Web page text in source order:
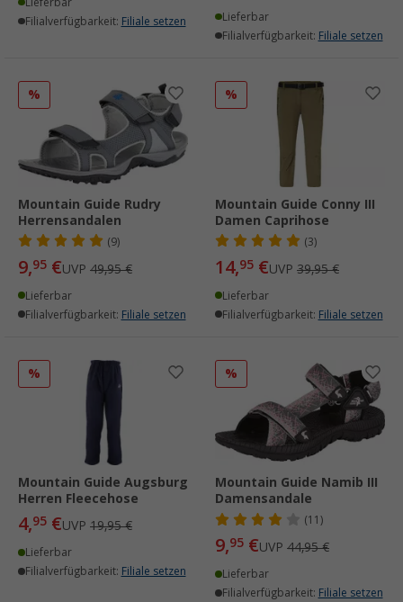
Lieferbar
Filialverfügbarkeit: Filiale setzen
Lieferbar
Filialverfügbarkeit: Filiale setzen
%
Mountain Guide Rudry
Herrensandalen
(9)
9,95 €UVP 49,95 €
Lieferbar
Filialverfügbarkeit: Filiale setzen
%
Mountain Guide Conny III
Damen Caprihose
(3)
14,95 €UVP 39,95 €
Lieferbar
Filialverfügbarkeit: Filiale setzen
%
Mountain Guide Augsburg
Herren Fleecehose
4,95 €UVP 19,95 €
Lieferbar
Filialverfügbarkeit: Filiale setzen
%
Mountain Guide Namib III
Damensandale
(11)
9,95 €UVP 44,95 €
Lieferbar
Filialverfügbarkeit: Filiale setzen